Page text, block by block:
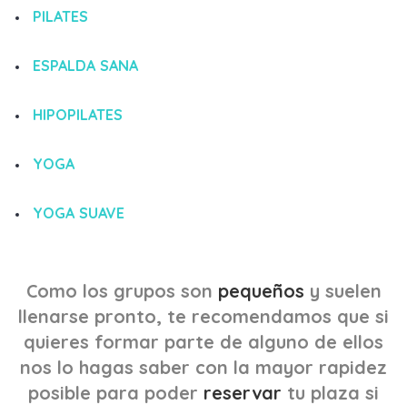
PILATES
ESPALDA SANA
HIPOPILATES
YOGA
YOGA SUAVE
Como los grupos son pequeños y suelen
llenarse pronto, te recomendamos que si
quieres formar parte de alguno de ellos
nos lo hagas saber con la mayor rapidez
posible para poder reservar tu plaza si